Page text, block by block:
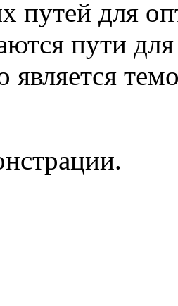
путей для
пути
является